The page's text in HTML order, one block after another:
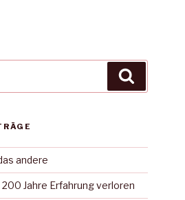
andere
Jahre Erfahrung verloren